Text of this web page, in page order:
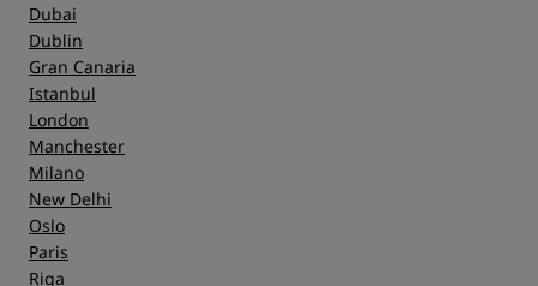
Dubai
Dublin
Gran Canaria
Istanbul
London
Manchester
Milano
New Delhi
Oslo
Paris
Riga